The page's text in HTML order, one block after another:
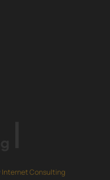
Internet Consulting